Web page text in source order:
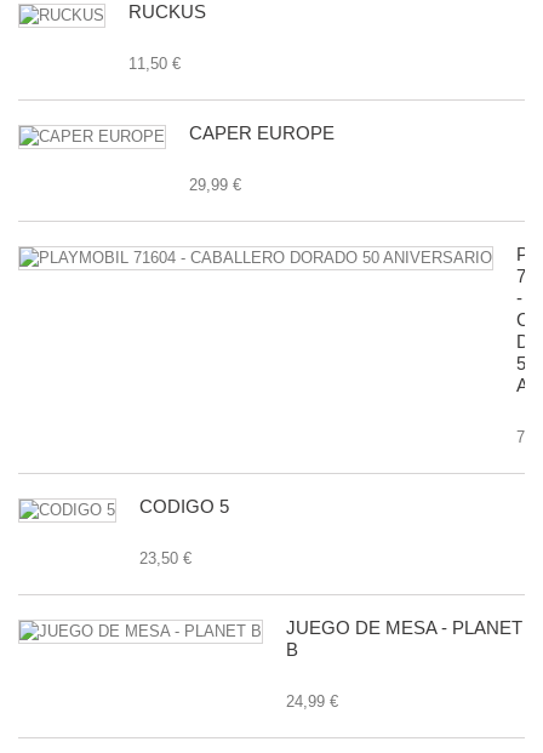
RUCKUS
11,50 €
CAPER EUROPE
29,99 €
-
50
CODIGO 5
23,50 €
JUEGO DE MESA - PLANET
B
24,99 €